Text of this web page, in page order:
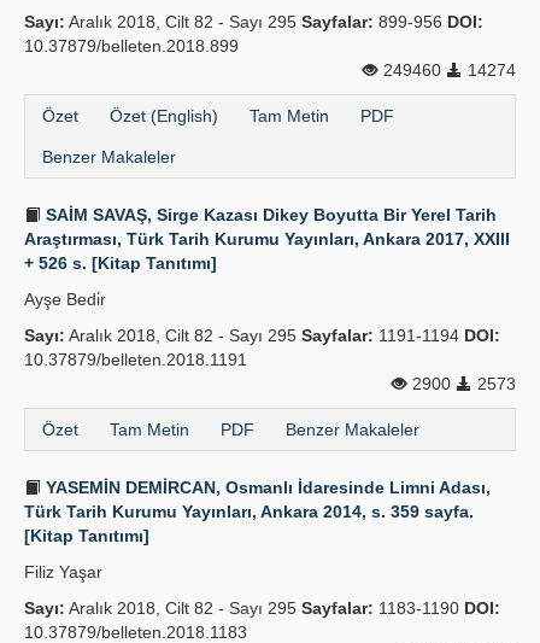
Kılavuzlar
İletişim
Sayı: Aralık 2018, Cilt 82 - Sayı 295 Sayfalar: 899-956 DOI:
10.37879/belleten.2018.899
249460
14274
Özet Özet (English) Tam Metin PDF
Benzer Makaleler
SAİM SAVAŞ, Sirge Kazası Dikey Boyutta Bir Yerel Tarih
Araştırması, Türk Tarih Kurumu Yayınları, Ankara 2017, XXIII
+ 526 s. [Kitap Tanıtımı]
Ayşe Bedi̇r
Sayı: Aralık 2018, Cilt 82 - Sayı 295 Sayfalar: 1191-1194 DOI:
10.37879/belleten.2018.1191
2900
2573
Özet Tam Metin PDF Benzer Makaleler
YASEMİN DEMİRCAN, Osmanlı İdaresinde Limni Adası,
Türk Tarih Kurumu Yayınları, Ankara 2014, s. 359 sayfa.
[Kitap Tanıtımı]
Filiz Yaşar
Sayı: Aralık 2018, Cilt 82 - Sayı 295 Sayfalar: 1183-1190 DOI:
10.37879/belleten.2018.1183